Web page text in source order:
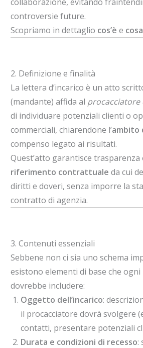
controversie future.
Scopriamo in dettaglio cos’è e
2. Definizione e finalità
La lettera d’incarico è un atto
(mandante) affida al procacciatore
di individuare potenziali clienti o
commerciali, chiarendone l’ambito
compenso legato ai risultati.
Quest’atto garantisce
riferimento contrattuale da cui
diritti e doveri, senza imporre la
contratto di agenzia.
3. Contenuti essenziali
Sebbene non ci sia uno schema
esistono elementi di base che ogni
dovrebbe includere:
Oggetto dell’incarico:
il procacciatore dovrà svolgere
contatti, presentare potenziali
Durata e condizioni di recesso: